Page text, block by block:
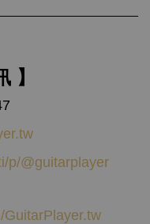
】
p/@guitarplayer
GuitarPlayer.tw